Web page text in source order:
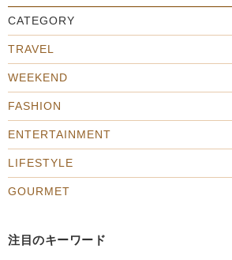
CATEGORY
TRAVEL
WEEKEND
FASHION
ENTERTAINMENT
LIFESTYLE
GOURMET
注目のキーワード